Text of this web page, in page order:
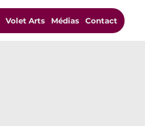
Volet Arts Médias Contact